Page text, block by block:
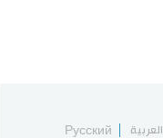
العربية Русский